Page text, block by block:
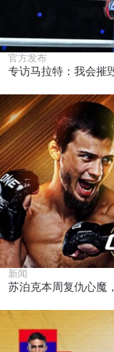
官方发布
专访马拉特：我会摧
新闻
苏泊克本周复仇心魔